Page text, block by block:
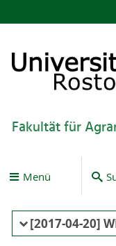
Fakultät für
Menü
[2017-04-20]